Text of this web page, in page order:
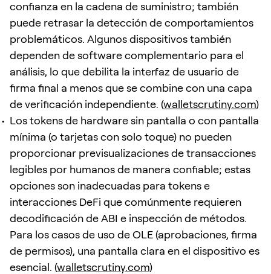
confianza en la cadena de suministro; también
puede retrasar la detección de comportamientos
problemáticos. Algunos dispositivos también
dependen de software complementario para el
análisis, lo que debilita la interfaz de usuario de
firma final a menos que se combine con una capa
de verificación independiente. (walletscrutiny.com)
Los tokens de hardware sin pantalla o con pantalla
mínima (o tarjetas con solo toque) no pueden
proporcionar previsualizaciones de transacciones
legibles por humanos de manera confiable; estas
opciones son inadecuadas para tokens e
interacciones DeFi que comúnmente requieren
decodificación de ABI e inspección de métodos.
Para los casos de uso de OLE (aprobaciones, firma
de permisos), una pantalla clara en el dispositivo es
esencial. (walletscrutiny.com)